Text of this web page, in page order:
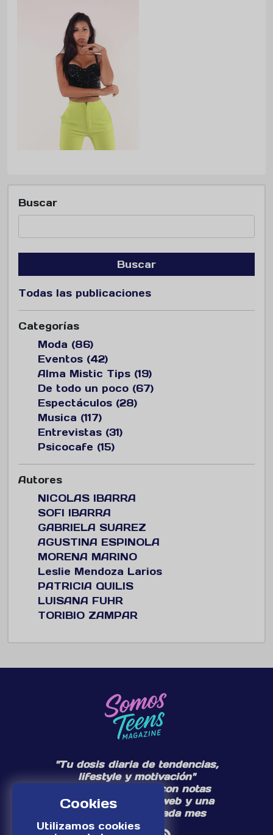
Cookies
Utilizamos cookies
Buscar
Buscar
Todas las publicaciones
Categorías
Moda (86)
Eventos (42)
Alma Mistic Tips (19)
De todo un poco (67)
Espectáculos (28)
Musica (117)
Entrevistas (31)
Psicocafe (15)
Autores
NICOLAS IBARRA
SOFI IBARRA
GABRIELA SUAREZ
AGUSTINA ESPINOLA
MORENA MARINO
Leslie Mendoza Larios
PATRICIA QUILIS
LUISANA FUHR
TORIBIO ZAMPAR
"Tu dosis diaria de tendencias,
lifestyle y motivación"
Te acompañamos con notas
diarias en nuestra web y una
edición especial cada mes